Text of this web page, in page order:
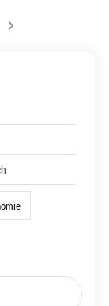
la page
êtes sur la page